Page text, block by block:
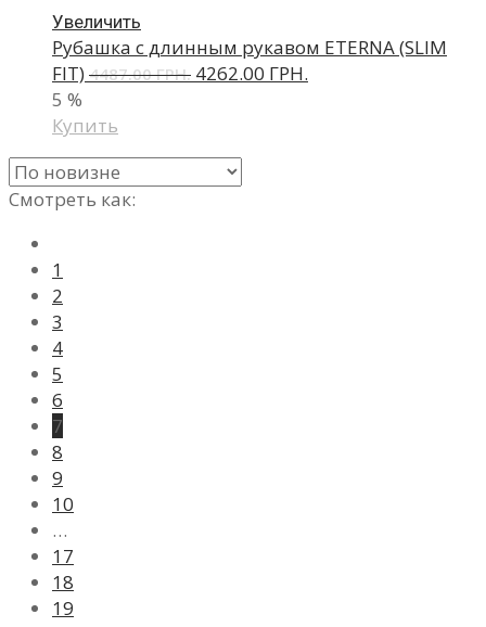
Увеличить
Рубашка с длинным рукавом ETERNA (SLIM
FIT) 4487.00 ГРН. 4262.00 ГРН.
5 %
Купить
Смотреть как:
1
2
3
4
5
6
7
8
9
10
…
17
18
19